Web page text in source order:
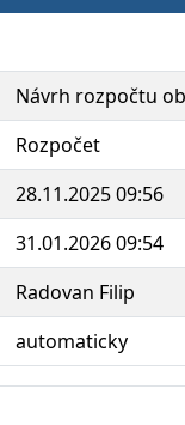
Návrh rozpočtu
Rozpočet
28.11.2025 09:56
31.01.2026 09:54
Radovan Filip
automaticky